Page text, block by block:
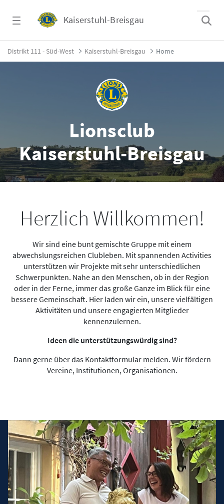
Kaiserstuhl-Breisgau
Lions Club Kaiserstuhl Breisgau -
Distrikt 111 - Süd-West Kaiserstuhl-Breisgau Home
Lionsclub
Kaiserstuhl-Breisgau
Herzlich Willkommen!
Wir sind eine bunt gemischte Gruppe mit einem
abwechslungsreichen Clubleben. Mit spannenden Activities
unterstützen wir Projekte mit sehr unterschiedlichen
Schwerpunkten. Nahe an den Menschen, ob in der Region
oder in der Ferne, immer das große Ganze im Blick für eine
bessere Gemeinschaft. Hier laden wir ein, unsere vielfältigen
Aktivitäten und unsere engagierten Mitglieder
kennenzulernen.
Ideen die unterstützungswürdig sind?
Dann gerne über das Kontaktformular melden. Wir fördern
Vereine, Institutionen, Organisationen.